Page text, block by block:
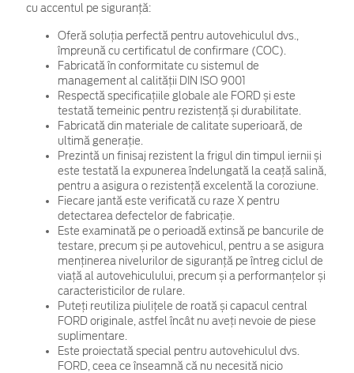
cu accentul pe siguranță:
Oferă soluția perfectă pentru autovehiculul dvs.,
împreună cu certificatul de confirmare (COC).
Fabricată în conformitate cu sistemul de
management al calității DIN ISO 9001
Respectă specificațiile globale ale FORD și este
testată temeinic pentru rezistență și durabilitate.
Fabricată din materiale de calitate superioară, de
ultimă generație.
Prezintă un finisaj rezistent la frigul din timpul iernii și
este testată la expunerea îndelungată la ceață salină,
pentru a asigura o rezistență excelentă la coroziune.
Fiecare jantă este verificată cu raze X pentru
detectarea defectelor de fabricație.
Este examinată pe o perioadă extinsă pe bancurile de
testare, precum și pe autovehicul, pentru a se asigura
menținerea nivelurilor de siguranță pe întreg ciclul de
viață al autovehiculului, precum și a performanțelor și
caracteristicilor de rulare.
Puteți reutiliza piulițele de roată și capacul central
FORD originale, astfel încât nu aveți nevoie de piese
suplimentare.
Este proiectată special pentru autovehiculul dvs.
FORD, ceea ce înseamnă că nu necesită nicio